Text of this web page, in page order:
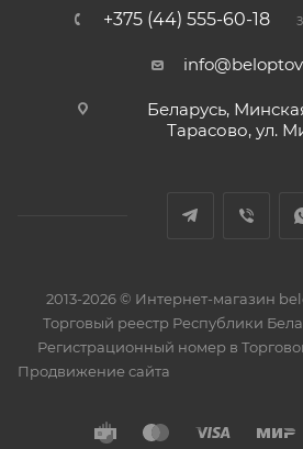
+375 (44) 555-60-18
Беларусь,
Тарасово, ул.
2013-2026 © Интернет-магазин
Торговый реестр Республики
Регистрационный номер в
Продвижение сайта